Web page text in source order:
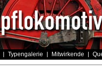
Typengalerie Mitwirkende